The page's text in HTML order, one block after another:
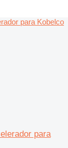
para